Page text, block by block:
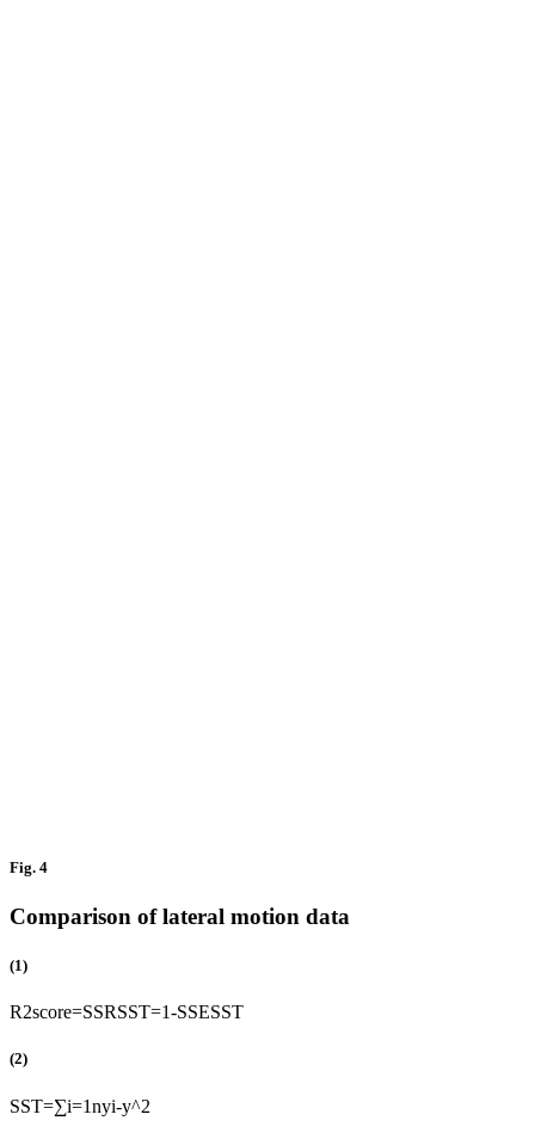
Fig. 4
Comparison of lateral motion data
(1)
R2score=SSRSST=1-SSESST
(2)
SST=∑i=1nyi-y^2